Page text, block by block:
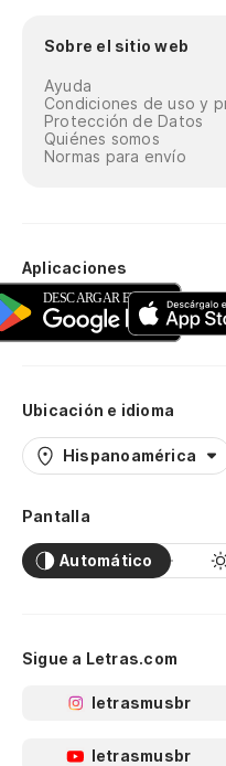
Sobre el sitio web
Ayuda
Condiciones de uso y
Protección de Datos
Quiénes somos
Normas para envío
Aplicaciones
Ubicación e idioma
Hispanoamérica
Pantalla
Automático
Sigue a Letras.com
letrasmusbr
letrasmusbr